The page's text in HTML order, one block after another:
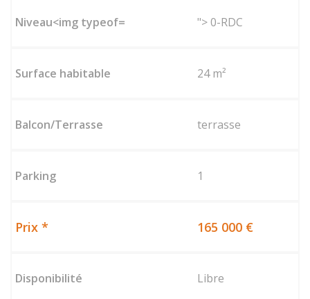
"> 0-RDC
24 m²
terrasse
1
165 000 €
Libre